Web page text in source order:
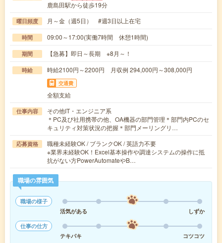
鹿島田駅から徒歩19分
曜日頻度 月～金（週5日） #週3日以上在宅
時間 09:00～17:00(実働7時間 休憩1時間)
期間 【急募】即日～長期 ※8月～！
時給 時給2100円～2200円 月収例 294,000円～308,000円
交通費
全額支給
仕事内容
その他IT・エンジニア系
＊PC及び社用携帯の他、OA機器の部門管理＊部門内PCのセ
キュリティ対策状況の把握＊部門メーリングリ…
応募資格
職種未経験OK / ブランクOK / 英語力不要
※業界未経験OK！Excel基本操作や調達システムの操作に抵
抗がない方PowerAutomateやB…
職場の雰囲気
職場の様子
活気がある
しずか
仕事の仕方
テキパキ
コツコツ